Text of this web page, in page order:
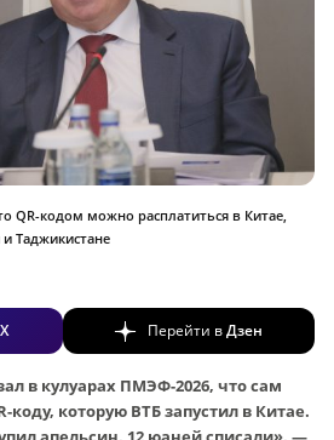
QR-кодом можно расплатиться в Китае,
Таджикистане
Перейти вДзен
в кулуарах ПМЭФ-2026, что сам
коду, которую ВТБ запустил в Китае.